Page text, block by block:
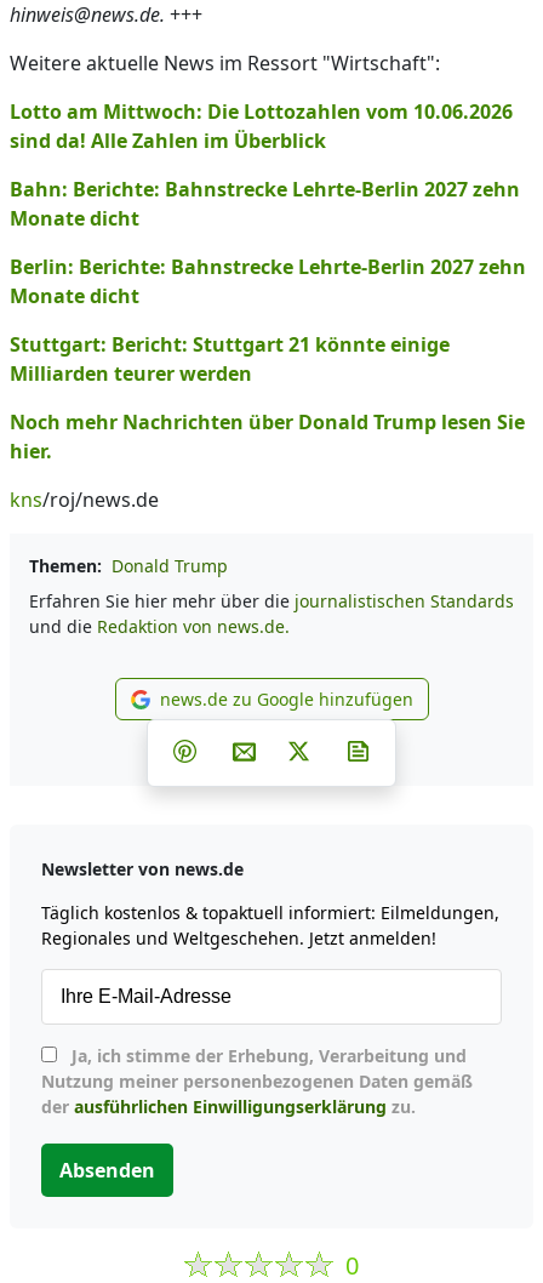
hinweis@news.de. +++
Weitere aktuelle News im Ressort "Wirtschaft":
Lotto am Mittwoch: Die Lottozahlen vom 10.06.2026
sind da! Alle Zahlen im Überblick
Bahn: Berichte: Bahnstrecke Lehrte-Berlin 2027 zehn
Monate dicht
Berlin: Berichte: Bahnstrecke Lehrte-Berlin 2027 zehn
Monate dicht
Stuttgart: Bericht: Stuttgart 21 könnte einige
Milliarden teurer werden
Noch mehr Nachrichten über Donald Trump lesen Sie
hier.
kns/roj/news.de
Themen: Donald Trump
Erfahren Sie hier mehr über die journalistischen Standards
und die Redaktion von news.de.
news.de zu Google
news.de zu Google hinzufügen
Teilen auf Facebook
Teilen auf Whatsapp
Teilen auf Telegram
Teilen auf Pinterest
Per E-Mail teilen
Post auf X
Newsletter von news.de
Täglich kostenlos & topaktuell informiert: Eilmeldungen,
Regionales und Weltgeschehen. Jetzt anmelden!
Nutzung meiner personenbezogenen Daten gemäß
der ausführlichen Einwilligungserklärung zu.
Absenden
0